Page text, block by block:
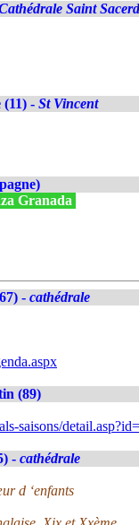
Saint
(11) - St Vincent
Granada
- cathédrale
(89)
saisons/
- cathédrale
d ‘enfants